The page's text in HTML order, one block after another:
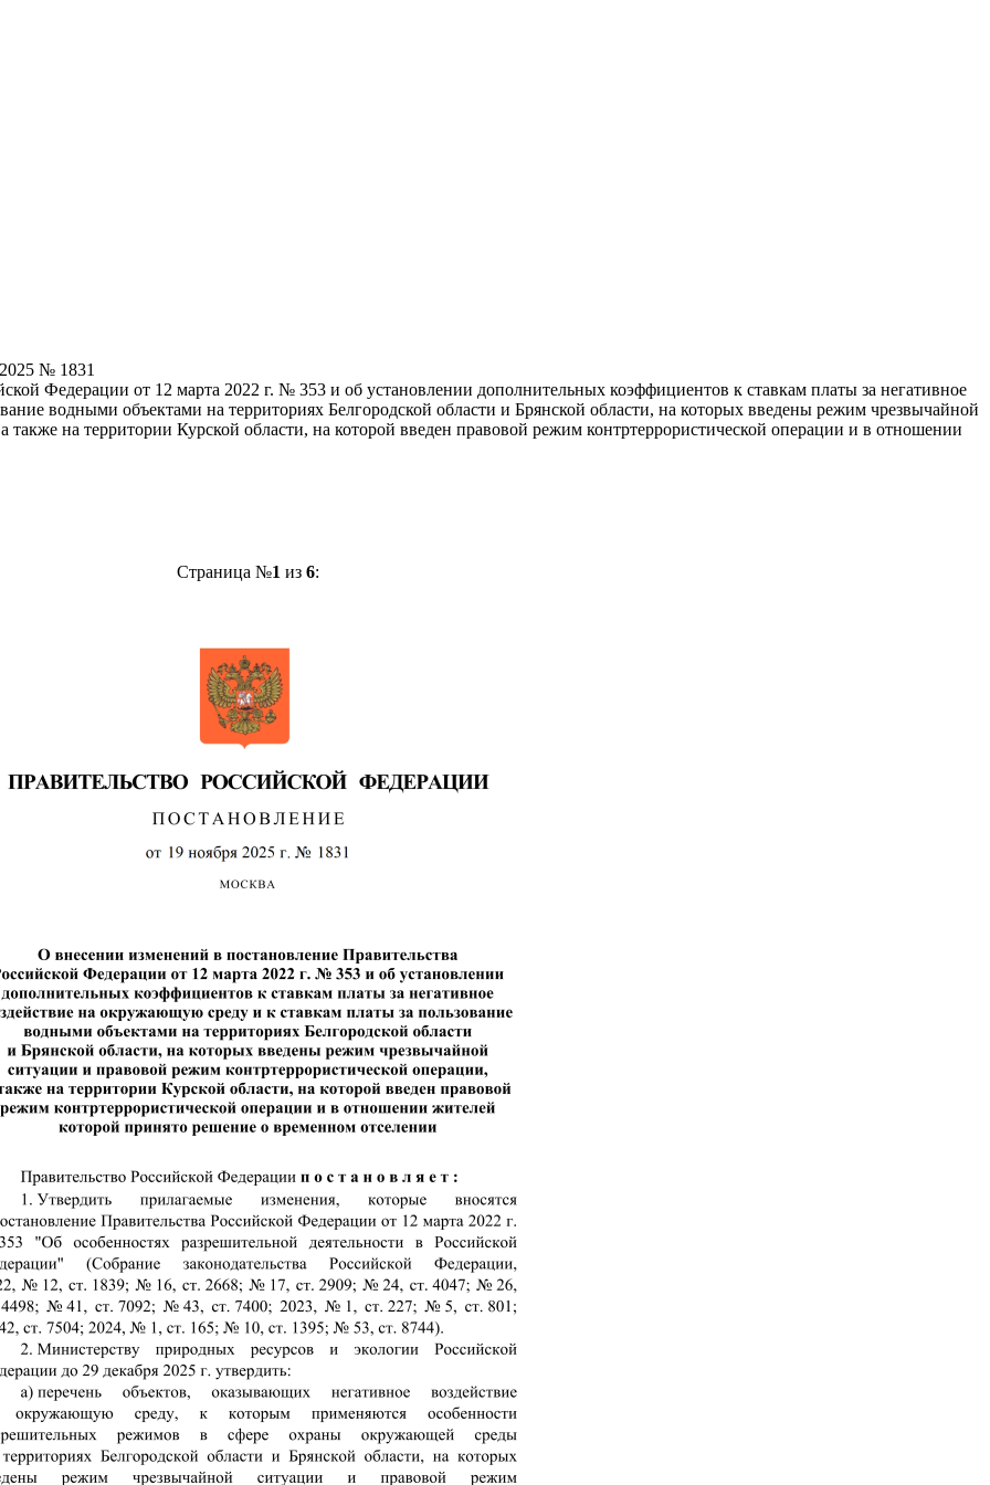
№ 1831
Федерации от 12 марта 2022 г. № 353 и об установлении дополнительных коэффициентов к ставкам платы за негативное
водными объектами на территориях Белгородской области и Брянской области, на которых введены режим чрезвычайной
на территории Курской области, на которой введен правовой режим контртеррористической операции и в отношении
Страница №1 из 6: